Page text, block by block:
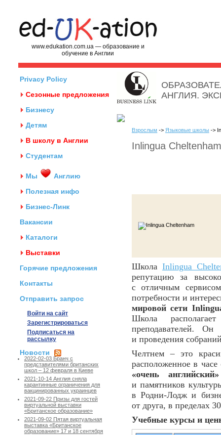
www.edukation.com.ua — образование и
обучение в Англии
Privacy Policy
Сезонные предложения
Бизнесу
Детям
В школу в Англии
Студентам
Мы
Англию
Полезная инфо
Бизнес-Линк
Вакансии
Каталоги
Выставки
Горячие предложения
Контакты
Отправить запрос
Войти на сайт
Зарегистрироваться
Подписаться на
рассылку
Новости
2022-02-03 Бранч с
представителями британских
школ – 12 февраля в Киеве
2021-10-14 Англия сняла
карантинные ограничения для
вакцинированных украинцев
2021-09-22 Призы для гостей
виртуальной выставки
«Британское образование»
2021-09-02 Пятая виртуальная
выставка «Британское
образование» 17 и 18 сентября
АНГЛИЯ.
Взрослым -> Языковые школы ->
Inlingua Cheltenham
Школа Inlingua
репутацию за
с отличным
потребности и
мировой сети
Школа
преподавателей.
и проведения
Челтнем – это
расположенное в
«очень
и памятников
в Родни-Лодж и
от друга, в пределах
Учебные курсы и